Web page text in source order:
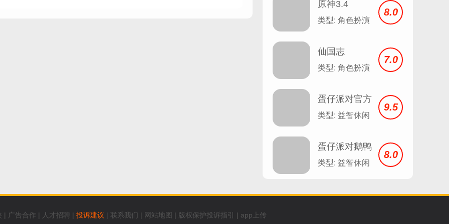
原神3.4
类型: 角色扮演
8.0
仙国志
类型: 角色扮演
7.0
蛋仔派对官方
服
类型: 益智休闲
9.5
蛋仔派对鹅鸭
杀
类型: 益智休闲
8.0
| 广告合作 | 人才招聘 | 投诉建议 | 联系我们 | 网站地图 | 版权保护投诉指引 | app上传